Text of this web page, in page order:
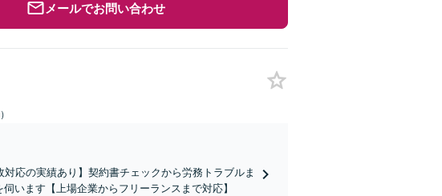
メールでお問い合わせ
応の実績あり】契約書チェックから労務トラブルま
います【上場企業からフリーランスまで対応】